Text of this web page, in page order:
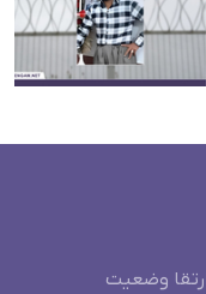
وضعیت